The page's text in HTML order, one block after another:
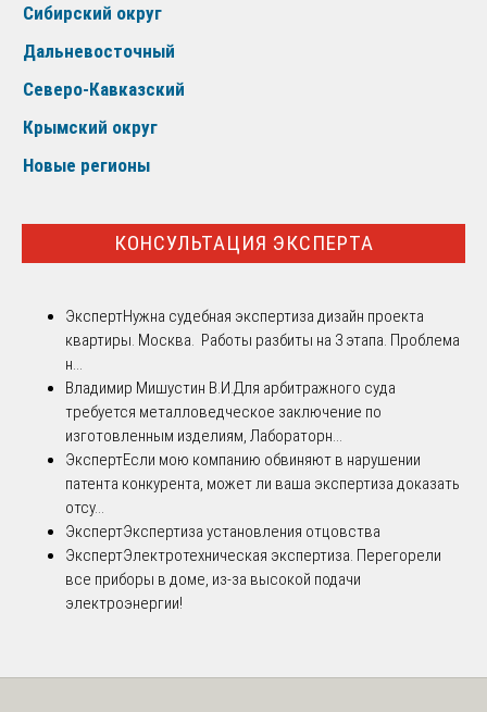
Сибирский округ
Дальневосточный
Северо-Кавказский
Крымский округ
Новые регионы
КОНСУЛЬТАЦИЯ ЭКСПЕРТА
ЭкспертНужна судебная экспертиза дизайн проекта
квартиры. Москва. Работы разбиты на 3 этапа. Проблема
н...
Владимир Мишустин В.И.Для арбитражного суда
требуется металловедческое заключение по
изготовленным изделиям, Лабораторн...
ЭкспертЕсли мою компанию обвиняют в нарушении
патента конкурента, может ли ваша экспертиза доказать
отсу...
ЭкспертЭкспертиза установления отцовства
ЭкспертЭлектротехническая экспертиза. Перегорели
все приборы в доме, из-за высокой подачи
электроэнергии!